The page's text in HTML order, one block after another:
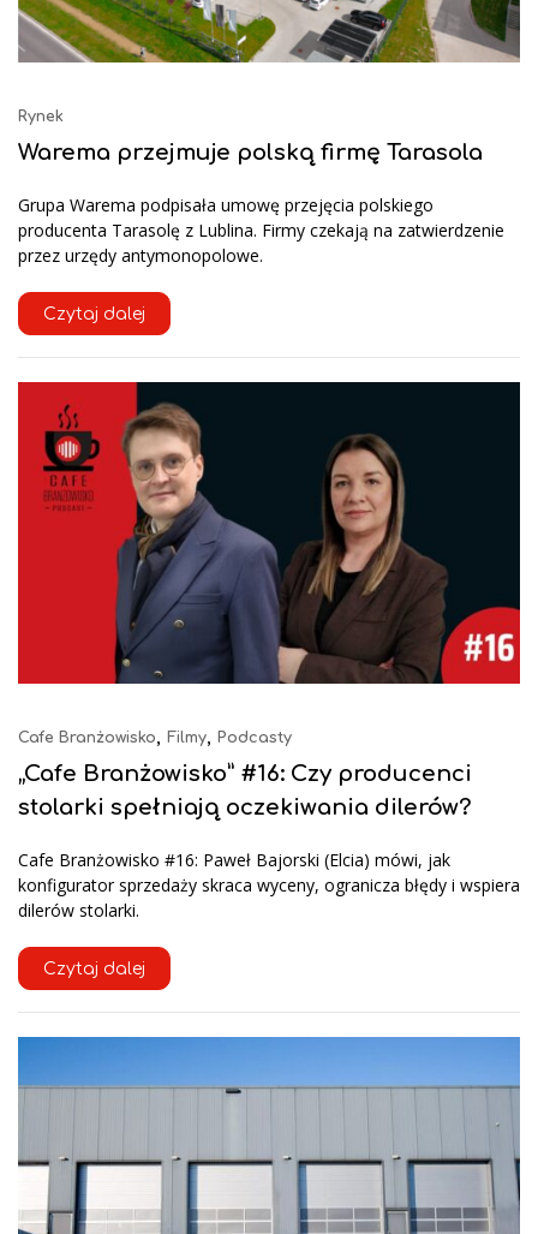
Rynek
Warema przejmuje polską firmę Tarasola
Grupa Warema podpisała umowę przejęcia polskiego
producenta Tarasolę z Lublina. Firmy czekają na zatwierdzenie
przez urzędy antymonopolowe.
Czytaj dalej
Cafe Branżowisko, Filmy, Podcasty
„Cafe Branżowisko” #16: Czy producenci
stolarki spełniają oczekiwania dilerów?
Cafe Branżowisko #16: Paweł Bajorski (Elcia) mówi, jak
konfigurator sprzedaży skraca wyceny, ogranicza błędy i wspiera
dilerów stolarki.
Czytaj dalej